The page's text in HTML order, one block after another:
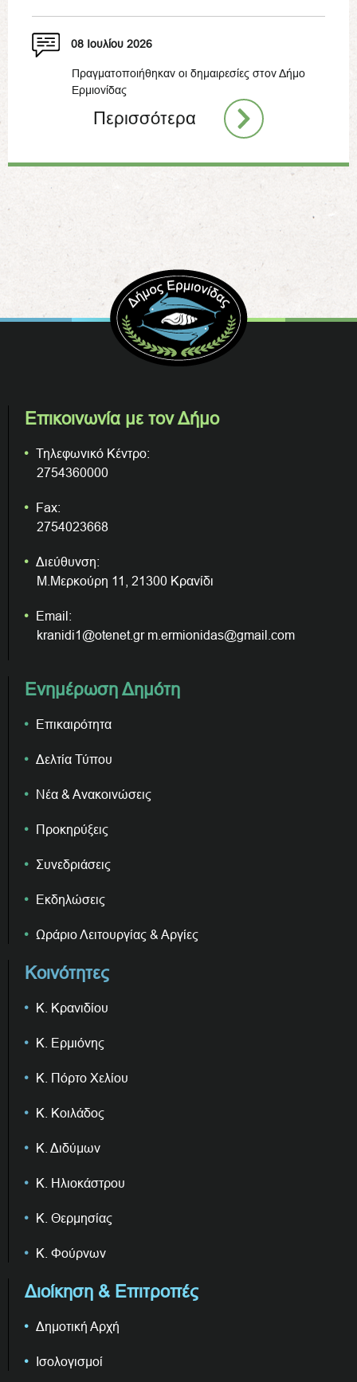
08 Ιουλίου 2026
Πραγματοποιήθηκαν οι δημαιρεσίες στον Δήμο
Ερμιονίδας
Περισσότερα
Επικοινωνία με τον Δήμο
Τηλεφωνικό Κέντρο:
2754360000
Fax:
2754023668
Διεύθυνση:
Μ.Μερκούρη 11, 21300 Κρανίδι
Email:
kranidi1@otenet.gr m.ermionidas@gmail.com
Ενημέρωση Δημότη
Επικαιρότητα
Δελτία Τύπου
Νέα & Ανακοινώσεις
Προκηρύξεις
Συνεδριάσεις
Εκδηλώσεις
Ωράριο Λειτουργίας & Αργίες
Κοινότητες
Κ. Κρανιδίου
Κ. Ερμιόνης
Κ. Πόρτο Χελίου
Κ. Κοιλάδος
Κ. Διδύμων
Κ. Ηλιοκάστρου
Κ. Θερμησίας
Κ. Φούρνων
Διοίκηση & Επιτροπές
Δημοτική Αρχή
Ισολογισμοί